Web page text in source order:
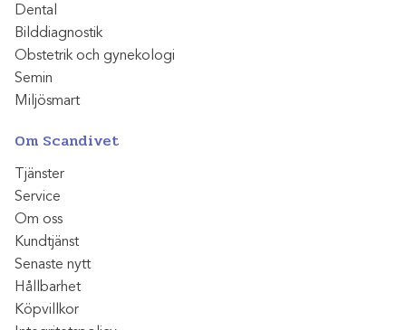
Dental
Bilddiagnostik
Obstetrik och gynekologi
Semin
Miljösmart
Om Scandivet
Tjänster
Service
Om oss
Kundtjänst
Senaste nytt
Hållbarhet
Köpvillkor